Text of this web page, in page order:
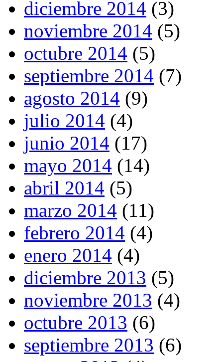
diciembre 2014 (3)
noviembre 2014 (5)
octubre 2014 (5)
septiembre 2014 (7)
agosto 2014 (9)
julio 2014 (4)
junio 2014 (17)
mayo 2014 (14)
abril 2014 (5)
marzo 2014 (11)
febrero 2014 (4)
enero 2014 (4)
diciembre 2013 (5)
noviembre 2013 (4)
octubre 2013 (6)
septiembre 2013 (6)